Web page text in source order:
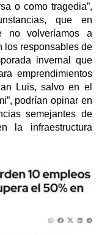
o como tragedia”,
que en
no volveríamos a
los responsables de
invernal que
emprendimientos
Luis, salvo en el
podrían opinar en
semejantes de
la infraestructura